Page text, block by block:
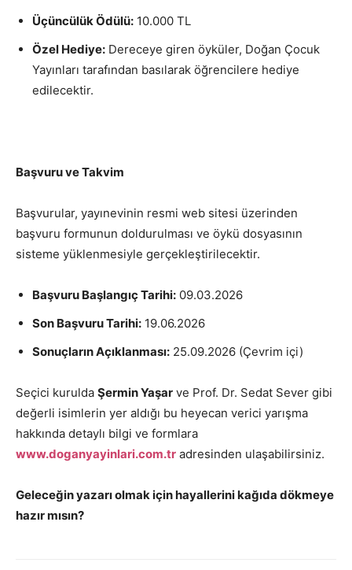
Üçüncülük Ödülü: 10.000 TL
Özel Hediye: Dereceye giren öyküler, Doğan Çocuk
Yayınları tarafından basılarak öğrencilere hediye
edilecektir.
Başvuru ve Takvim
Başvurular, yayınevinin resmi web sitesi üzerinden
başvuru formunun doldurulması ve öykü dosyasının
sisteme yüklenmesiyle gerçekleştirilecektir.
Başvuru Başlangıç Tarihi: 09.03.2026
Son Başvuru Tarihi: 19.06.2026
Sonuçların Açıklanması: 25.09.2026 (Çevrim içi)
Seçici kurulda Şermin Yaşar ve Prof. Dr. Sedat Sever gibi
değerli isimlerin yer aldığı bu heyecan verici yarışma
hakkında detaylı bilgi ve formlara
www.doganyayinlari.com.tr adresinden ulaşabilirsiniz.
Geleceğin yazarı olmak için hayallerini kağıda dökmeye
hazır mısın?